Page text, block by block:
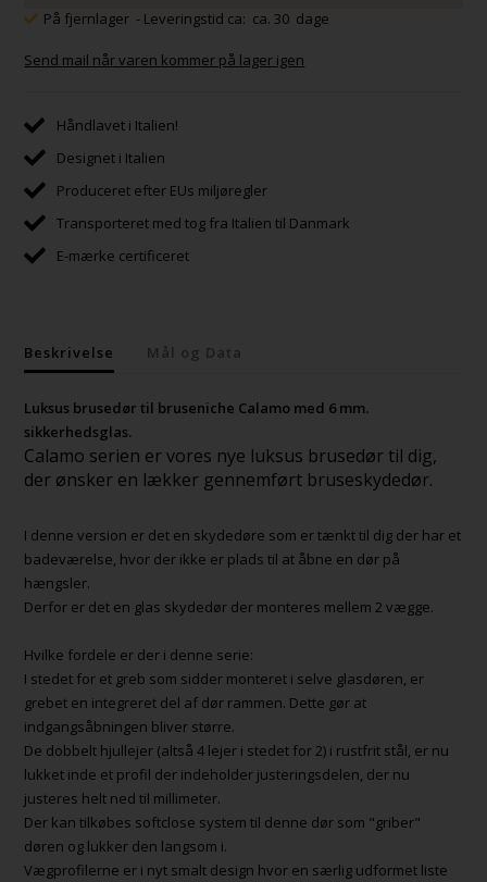
På fjernlager - Leveringstid ca: ca. 30 dage
Send mail når varen kommer på lager igen
Håndlavet i Italien!
Designet i Italien
Produceret efter EUs miljøregler
Transporteret med tog fra Italien til Danmark
E-mærke certificeret
Beskrivelse Mål og Data
Luksus brusedør til bruseniche Calamo med 6 mm.
sikkerhedsglas.
Calamo serien er vores nye luksus brusedør til dig,
der ønsker en lækker gennemført bruseskydedør.
I denne version er det en skydedøre som er tænkt til dig der har et
badeværelse, hvor der ikke er plads til at åbne en dør på
hængsler.
Derfor er det en glas skydedør der monteres mellem 2 vægge.
Hvilke fordele er der i denne serie:
I stedet for et greb som sidder monteret i selve glasdøren, er
grebet en integreret del af dør rammen. Dette gør at
indgangsåbningen bliver større.
De dobbelt hjullejer (altså 4 lejer i stedet for 2) i rustfrit stål, er nu
lukket inde et profil der indeholder justeringsdelen, der nu
justeres helt ned til millimeter.
Der kan tilkøbes softclose system til denne dør som "griber"
døren og lukker den langsom i.
Vægprofilerne er i nyt smalt design hvor en særlig udformet liste